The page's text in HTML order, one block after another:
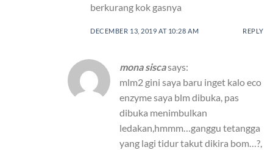
berkurang kok gasnya
DECEMBER 13, 2019 AT 10:28 AM REPLY
mona siscasays:
mlm2 gini saya baru inget kalo eco
enzyme saya blm dibuka, pas
dibuka menimbulkan
ledakan,hmmm…ganggu tetangga
yang lagi tidur takut dikira bom…?,